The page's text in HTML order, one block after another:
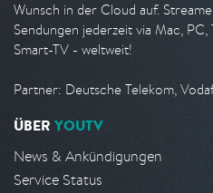
Wunsch in der Cloud auf.
Sendungen jederzeit via Mac,
Smart-TV - weltweit!
Partner: Deutsche Telekom,
ÜBER YOUTV
News & Ankündigungen
Service Status